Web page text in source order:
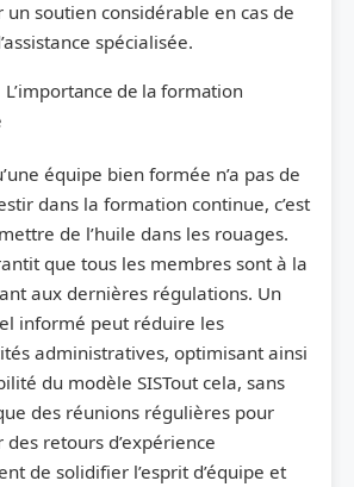
un soutien considérable en cas de
spécialisée.
L’importance de la formation
équipe bien formée n’a pas de
dans la formation continue, c’est
de l’huile dans les rouages.
que tous les membres sont à la
aux dernières régulations. Un
informé peut réduire les
administratives, optimisant ainsi
du modèle SISTout cela, sans
des réunions régulières pour
retours d’expérience
de solidifier l’esprit d’équipe et